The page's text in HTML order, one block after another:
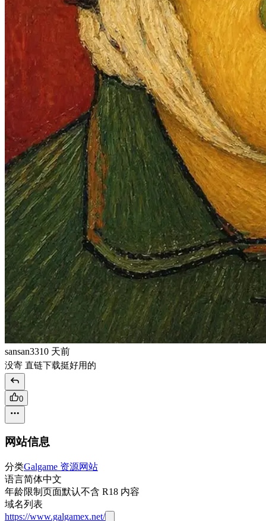
sansan3310 天前
没寄 直链下载挺好用的
0
网站信息
分类Galgame 资源网站
语言简体中文
年龄限制 页面默认不含 R18 内容
域名列表
https://www.galgamex.net/